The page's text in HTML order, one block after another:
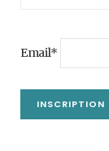
Email*